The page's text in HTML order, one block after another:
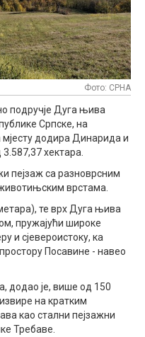
Фото: СРНА
подручје Дуга њива
Српске, на
додира Динарида и
хектара.
пејзаж са разноврсним
врстама.
те врх Дуга њива
пружајући широке
и сјевероистоку, ка
Посавине - навео
додао је, више од 150
на кратким
као стални пејзажни
Требаве.